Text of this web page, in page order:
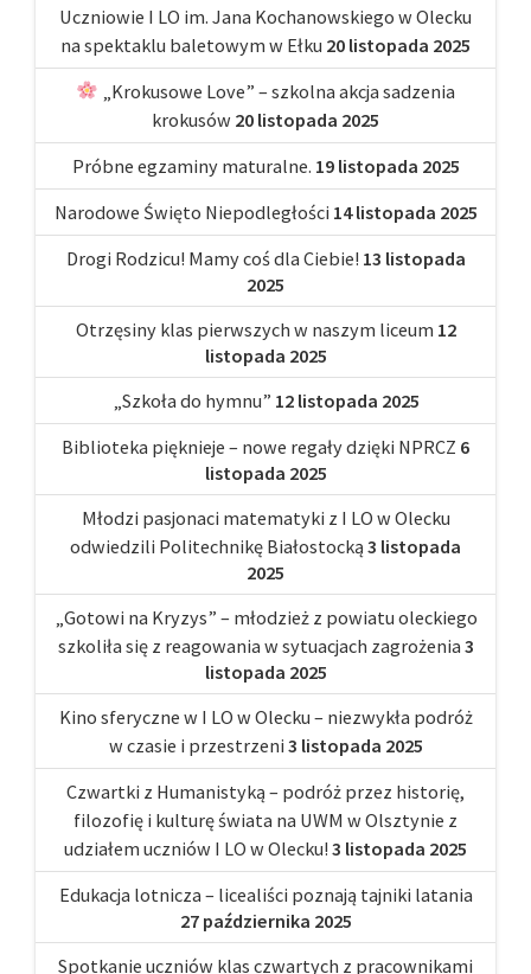
Uczniowie I LO im. Jana Kochanowskiego w Olecku
na spektaklu baletowym w Ełku 20 listopada 2025
„Krokusowe Love” – szkolna akcja sadzenia
krokusów 20 listopada 2025
Próbne egzaminy maturalne. 19 listopada 2025
Narodowe Święto Niepodległości 14 listopada 2025
Drogi Rodzicu! Mamy coś dla Ciebie! 13 listopada
2025
Otrzęsiny klas pierwszych w naszym liceum 12
listopada 2025
„Szkoła do hymnu” 12 listopada 2025
Biblioteka pięknieje – nowe regały dzięki NPRCZ 6
listopada 2025
Młodzi pasjonaci matematyki z I LO w Olecku
odwiedzili Politechnikę Białostocką 3 listopada
2025
„Gotowi na Kryzys” – młodzież z powiatu oleckiego
szkoliła się z reagowania w sytuacjach zagrożenia 3
listopada 2025
Kino sferyczne w I LO w Olecku – niezwykła podróż
w czasie i przestrzeni 3 listopada 2025
Czwartki z Humanistyką – podróż przez historię,
filozofię i kulturę świata na UWM w Olsztynie z
udziałem uczniów I LO w Olecku! 3 listopada 2025
Edukacja lotnicza – licealiści poznają tajniki latania
27 października 2025
Spotkanie uczniów klas czwartych z pracownikami